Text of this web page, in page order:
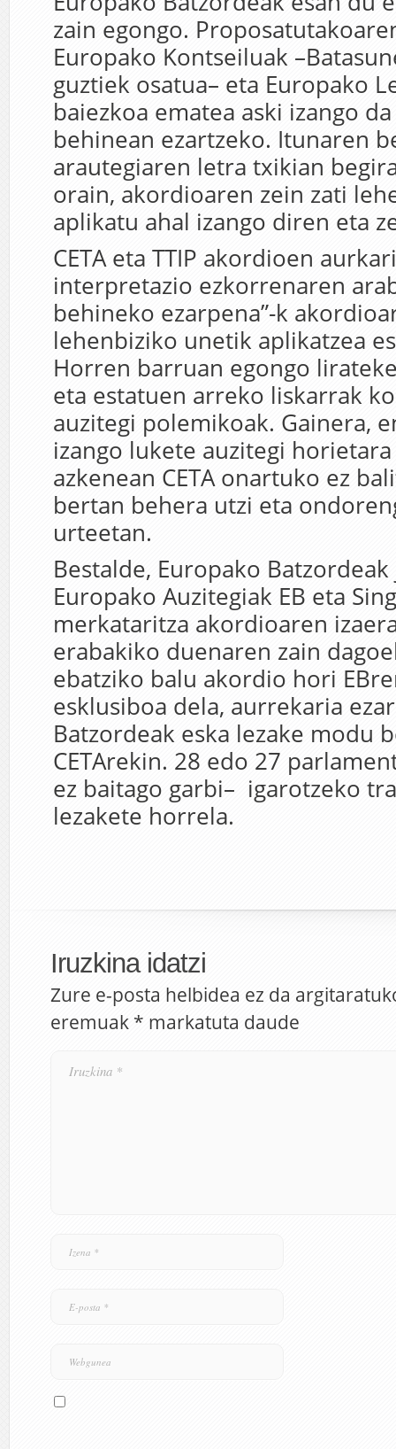
zain egongo.
Europako Kontseiluak
guztiek osatua– eta Europako
baiezkoa ematea aski izango da
behinean ezartzeko. Itunaren
arautegiaren letra txikian
orain, akordioaren zein zati
aplikatu ahal izango diren eta
CETA eta TTIP akordioen
interpretazio ezkorrenaren
behineko ezarpena”-k
lehenbiziko unetik aplikatzea
Horren barruan egongo
eta estatuen arreko liskarrak
auzitegi polemikoak. Gainera,
izango lukete auzitegi
azkenean CETA onartuko ez
bertan behera utzi eta
urteetan.
Bestalde, Europako
Europako Auzitegiak EB eta
merkataritza akordioaren
erabakiko duenaren zain
ebatziko balu akordio hori
esklusiboa dela, aurrekaria
Batzordeak eska lezake modu
CETArekin. 28 edo 27
ez baitago garbi– igarotzeko
lezakete horrela.
Iruzkina idatzi
Zure e-posta helbidea ez da
eremuak * markatuta daude